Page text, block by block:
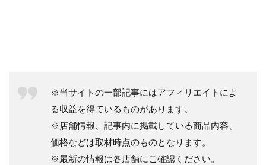
※当サイトの一部記事にはアフィリエイトによ
る収益を得ているものがあります。
※店舗情報、記事内に掲載している商品内容、
価格などは取材時点のものとなります。
※最新の情報は各店舗にご確認ください。